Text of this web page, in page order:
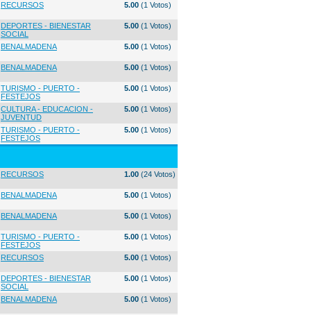
RECURSOS 5.00 (1 Votos)
DEPORTES - BIENESTAR
SOCIAL
5.00 (1 Votos)
BENALMADENA 5.00 (1 Votos)
BENALMADENA 5.00 (1 Votos)
TURISMO - PUERTO -
FESTEJOS
5.00 (1 Votos)
CULTURA - EDUCACION -
JUVENTUD
5.00 (1 Votos)
TURISMO - PUERTO -
FESTEJOS
5.00 (1 Votos)
RECURSOS 1.00 (24 Votos)
BENALMADENA 5.00 (1 Votos)
BENALMADENA 5.00 (1 Votos)
TURISMO - PUERTO -
FESTEJOS
5.00 (1 Votos)
RECURSOS 5.00 (1 Votos)
DEPORTES - BIENESTAR
SOCIAL
5.00 (1 Votos)
BENALMADENA 5.00 (1 Votos)